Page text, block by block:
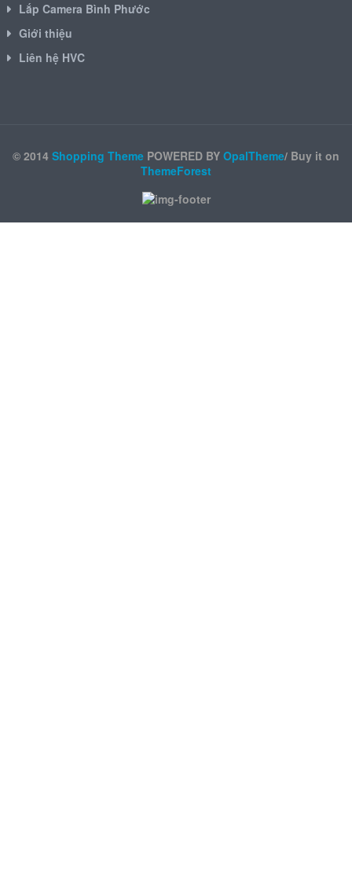
Lắp Camera Bình Phước
Giới thiệu
Liên hệ HVC
© 2014 Shopping Theme POWERED BY OpalTheme/ Buy it on
ThemeForest